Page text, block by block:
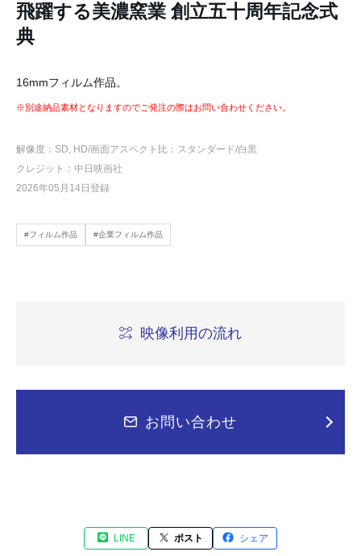
飛躍する美濃窯業 創立五十周年記念式
典
16mmフィルム作品。
※別途納品素材となりますのでご発注の際はお問い合わせください。
解像度：SD, HD/画面アスペクト比：スタンダード/白黒
クレジット：中日映画社
2026年05月14日登録
#フィルム作品 #企業フィルム作品
映像利用の流れ
お問い合わせ
LINE ポスト シェア